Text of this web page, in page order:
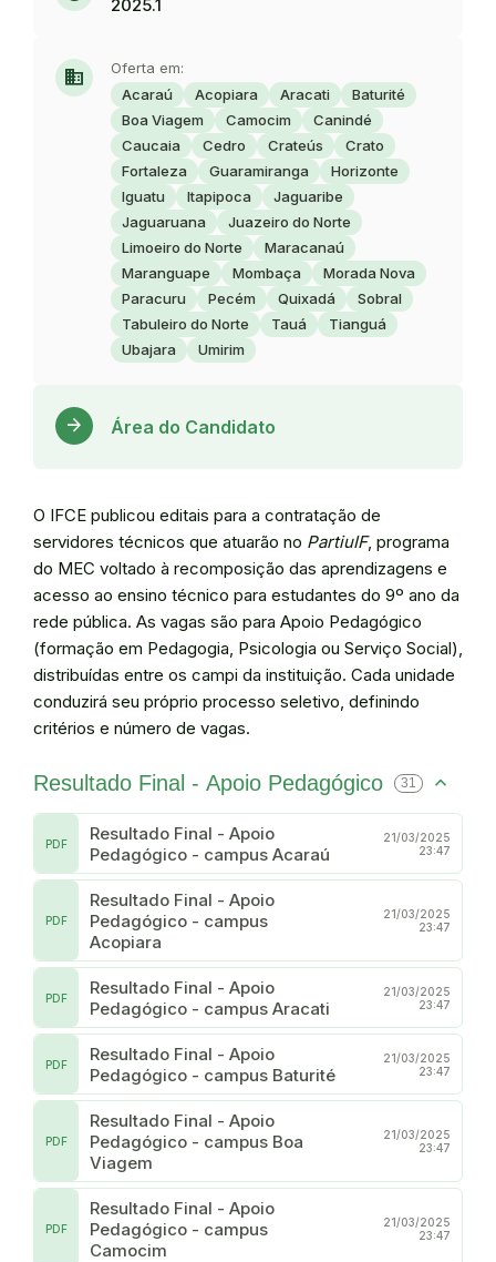
2025.1
domain
Oferta em:
Acaraú
Acopiara Aracati
Baturité
Boa Viagem
Camocim
Canindé
Caucaia
Cedro Crateús
Crato
Fortaleza
Guaramiranga
Horizonte
Iguatu
Itapipoca
Jaguaribe
Jaguaruana
Juazeiro do Norte
Limoeiro do Norte
Maracanaú
Maranguape
Mombaça
Morada Nova
Paracuru
Pecém Quixadá
Sobral
Tabuleiro do Norte
Tauá
Tianguá
Ubajara
Umirim
arrow_forward Área do Candidato
O IFCE publicou editais para a contratação de
servidores técnicos que atuarão no PartiuIF, programa
do MEC voltado à recomposição das aprendizagens e
acesso ao ensino técnico para estudantes do 9º ano da
rede pública. As vagas são para Apoio Pedagógico
(formação em Pedagogia, Psicologia ou Serviço Social),
distribuídas entre os campi da instituição. Cada unidade
conduzirá seu próprio processo seletivo, definindo
critérios e número de vagas.
Resultado Final - Apoio Pedagógico 31
Resultado Final - Apoio
Pedagógico - campus Acaraú
PDF
21/03/2025
23:47
Resultado Final - Apoio
Pedagógico - campus
Acopiara
PDF
21/03/2025
23:47
Resultado Final - Apoio
Pedagógico - campus Aracati
PDF
21/03/2025
23:47
Resultado Final - Apoio
Pedagógico - campus Baturité
PDF
21/03/2025
23:47
Resultado Final - Apoio
Pedagógico - campus Boa
Viagem
PDF
21/03/2025
23:47
Resultado Final - Apoio
Pedagógico - campus
Camocim
PDF
21/03/2025
23:47